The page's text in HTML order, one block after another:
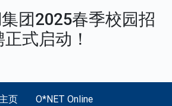
团2025春季校园招
正式启动！
页
O*NET Online